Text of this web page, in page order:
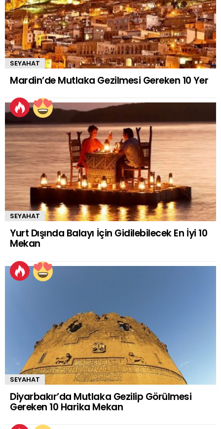
SEYAHAT
Mardin’de Mutlaka Gezilmesi Gereken 10 Yer
SEYAHAT
Yurt Dışında Balayı İçin Gidilebilecek En İyi 10
Mekan
SEYAHAT
Diyarbakır’da Mutlaka Gezilip Görülmesi
Gereken 10 Harika Mekan